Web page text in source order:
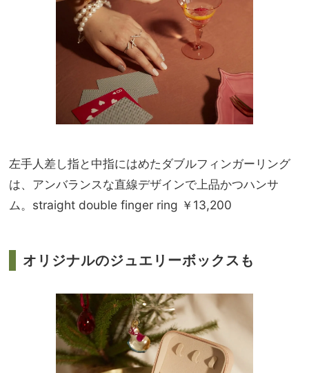
左手人差し指と中指にはめたダブルフィンガーリング
は、アンバランスな直線デザインで上品かつハンサ
ム。straight double finger ring ￥13,200
オリジナルのジュエリーボックスも